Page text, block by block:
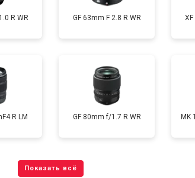
R WR GF 63mm F 2.8 R WR
R LM
GF 80mm f/1.7 R WR
MK